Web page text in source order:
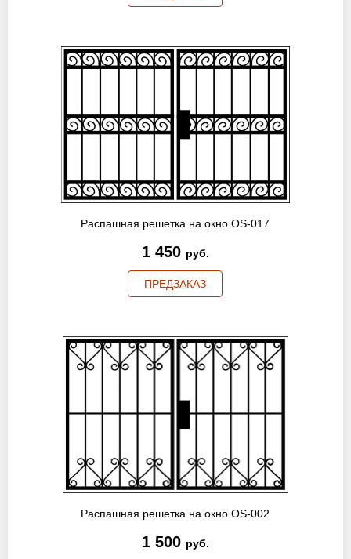
Распашная решетка на окно OS-017
1 450 руб.
ПРЕДЗАКАЗ
Распашная решетка на окно OS-002
1 500 руб.